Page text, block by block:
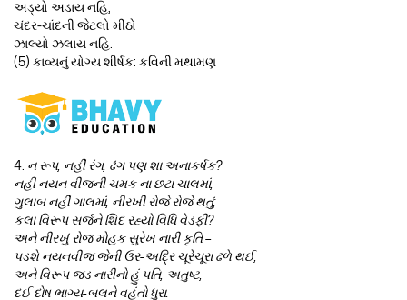
અડ્યો અડાય નહિ,
ચંદર-ચાંદની જેટલો મીઠો
ઝાલ્યો ઝલાય નહિ.
(5) કાવ્યનું યોગ્ય શીર્ષક: કવિની મથામણ
4. ન રૂપ, નહીં રંગ, ઢંગ પણ શા અનાકર્ષક?
નહીં નયન વીજની ચમક ના છટા ચાલમાં,
ગુલાબ નહીં ગાલમાં, નીરખી રોજે રોજે થતું;
કલા વિરૂપ સર્જને શિદ રહ્યો વિધિ વેડફી?
અને નીરખું રોજ મોહક સુરેખ નારી કૃતિ –
પડશે નયનવીજ જેની ઉર-અદ્રિ ચૂરેચૂરા ઢળે થઈ,
અને વિરૂપ જડ નારીનો હું પતિ, અતુષ્ટ,
દઈ દોષ ભાગ્ય-બલને વહંતો ધુરા.